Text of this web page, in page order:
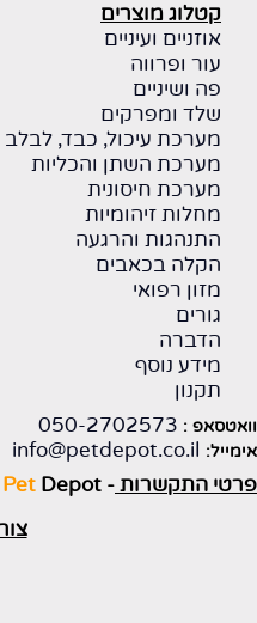
קטלוג מוצרים
אוזניים ועיניים
עור ופרווה
פה ושיניים
שלד ומפרקים
מערכת עיכול, כבד, לבלב
מערכת השתן והכליות
מערכת חיסונית
מחלות זיהומיות
התנהגות והרגעה
הקלה בכאבים
מזון רפואי
גורים
הדברה
מידע נוסף
תקנון
וואטסאפ : 050-2702573
אימייל: info@petdepot.co.il
פרטי התקשרות-
Pet Depot